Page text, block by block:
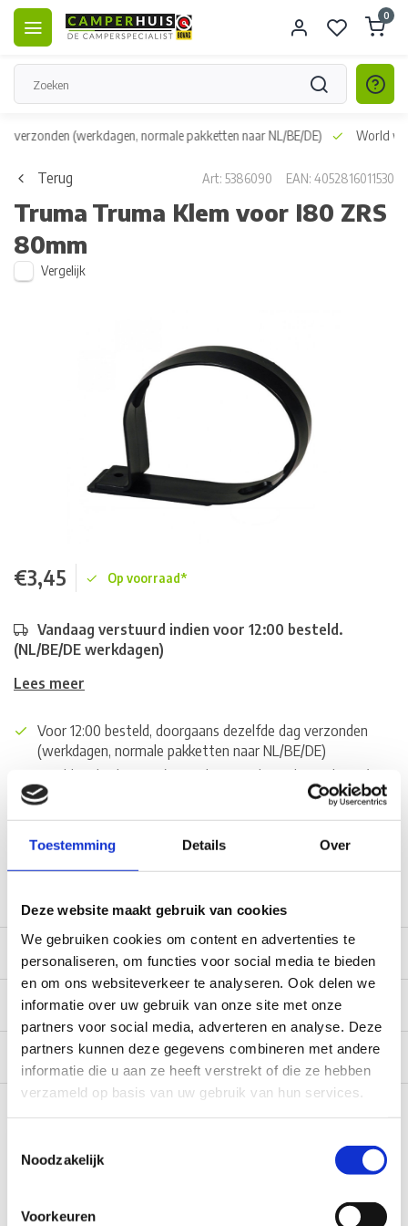
Toestemming Details Over
Deze website maakt gebruik van cookies
We gebruiken cookies om content en advertenties te
personaliseren, om functies voor social media te bieden
en om ons websiteverkeer te analyseren. Ook delen we
informatie over uw gebruik van onze site met onze
partners voor social media, adverteren en analyse. Deze
partners kunnen deze gegevens combineren met andere
informatie die u aan ze heeft verstrekt of die ze hebben
verzameld op basis van uw gebruik van hun services.
Noodzakelijk
Voorkeuren
0
verzonden (werkdagen, normale pakketten naar NL/BE/DE) World
Terug Art: 5386090 EAN: 4052816011530
Truma Truma Klem voor I80 ZRS
80mm
Vergelijk
€3,45 Op voorraad*
Vandaag verstuurd indien voor 12:00 besteld.
(NL/BE/DE werkdagen)
Lees meer
Voor 12:00 besteld, doorgaans dezelfde dag verzonden
(werkdagen, normale pakketten naar NL/BE/DE)
World wide shipping (normal size and weight packages)
Gratis verzending vanaf € 100,- naar NL en BE
*Zeer grote magazijnvoorraad direct beschikbaar voor
verzending. Een deel van de artikelen op voorraad in de
winkel, mail ons voor de beschikbaarheid in de winkel:
Beschrijving
Specificaties
Reviews 0/10
Recent bekeken